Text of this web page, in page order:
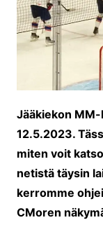
Jääkiekon
12.5.2023.
miten voit
netistä täysin
kerromme
CMoren